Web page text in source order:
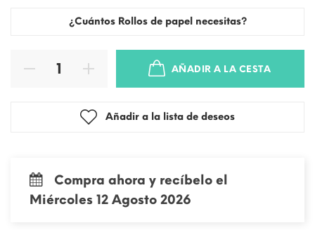
¿Cuántos Rollos de papel necesitas?
AÑADIR A LA CESTA
Añadir a la lista de deseos
Compra ahora y recíbelo el
Miércoles 12 Agosto 2026